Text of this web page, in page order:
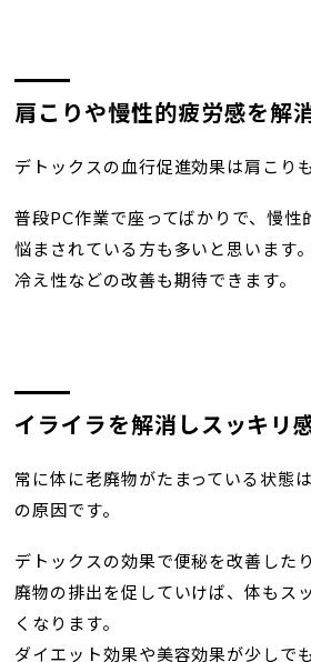
肩こりや慢性的疲労感を解
デトックスの血行促進効果は肩こり
普段PC作業で座ってばかりで、慢性
悩まされている方も多いと思います。
冷え性などの改善も期待できます。
イライラを解消しスッキリ
常に体に老廃物がたまっている状態
の原因です。
デトックスの効果で便秘を改善した
廃物の排出を促していけば、体もス
くなります。
ダイエット効果や美容効果が少しで